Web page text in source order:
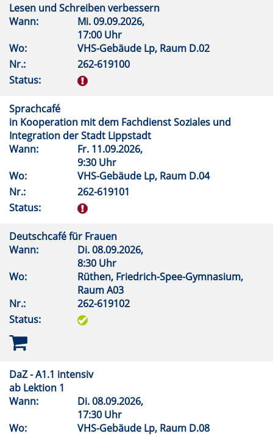
Lesen und Schreiben verbessern
Wann:
Mi.09.09.2026,
17:00 Uhr
Wo:
VHS-Gebäude Lp, Raum D.02
Nr.:
262-619100
Status:
Sprachcafé
in Kooperation mit dem Fachdienst Soziales und
Integration der Stadt Lippstadt
Wann:
Fr. 11.09.2026,
9:30 Uhr
Wo:
VHS-Gebäude Lp, Raum D.04
Nr.:
262-619101
Status:
Deutschcafé für Frauen
Wann:
Di.08.09.2026,
8:30 Uhr
Wo:
Rüthen, Friedrich-Spee-Gymnasium,
Raum A03
Nr.:
262-619102
Status:
DaZ - A1.1 intensiv
ab Lektion 1
Wann:
Di.08.09.2026,
17:30 Uhr
Wo:
VHS-Gebäude Lp, Raum D.08